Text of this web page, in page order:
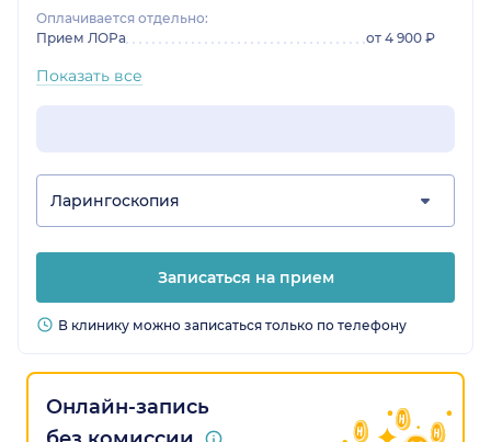
Оплачивается отдельно:
Прием ЛОРа
от 4 900 ₽
Показать все
Ларингоскопия
Записаться на прием
В клинику можно записаться только по телефону
Онлайн-запись